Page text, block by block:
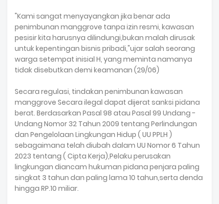
"Kami sangat menyayangkan jika benar ada
penimbunan manggrove tanpa izin resmi, kawasan
pesisir kita harusnya dilindungi,bukan malah dirusak
untuk kepentingan bisnis pribadi,"ujar salah seorang
warga setempat inisial H, yang meminta namanya
tidak disebutkan demi keamanan (29/06)
Secara regulasi, tindakan penimbunan kawasan
manggrove Secara ilegal dapat dijerat sanksi pidana
berat. Berdasarkan Pasal 98 atau Pasal 99 Undang -
Undang Nomor 32 Tahun 2009 tentang Perlindungan
dan Pengelolaan Lingkungan Hidup ( UU PPLH )
sebagaimana telah diubah dalam UU Nomor 6 Tahun
2023 tentang ( Cipta Kerja),Pelaku perusakan
lingkungan diancam hukuman pidana penjara paling
singkat 3 tahun dan paling lama 10 tahun,serta denda
hingga RP.10 miliar.